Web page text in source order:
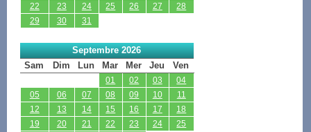
22
23 24 25 26 27
28
29
30 31
Septembre 2026
Sam
Dim Lun Mar Mer Jeu Ven
01 02 03
04
05
06 07 08 09 10
11
12
13 14 15 16 17
18
19
20 21 22 23 24
25